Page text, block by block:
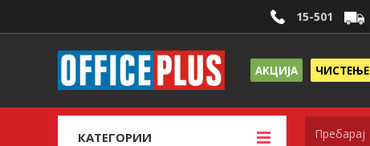
15-501
АКЦИЈА ЧИСТЕЊЕ
КАТЕГОРИИ